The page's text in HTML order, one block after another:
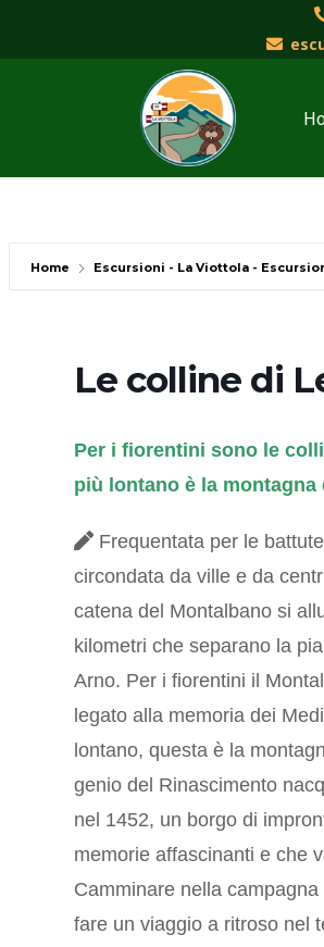
Home Escursioni - La Viottola -
Le colline di
Per i fiorentini sono le
più lontano è la
Frequentata per le
circondata da ville e da
catena del Montalbano si
kilometri che separano la
Arno. Per i fiorentini il
legato alla memoria dei
lontano, questa è la
genio del Rinascimento
nel 1452, un borgo di
memorie affascinanti e che
Camminare nella
fare un viaggio a ritroso nel